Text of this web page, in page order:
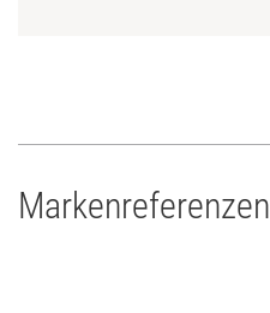
Markenreferenzen